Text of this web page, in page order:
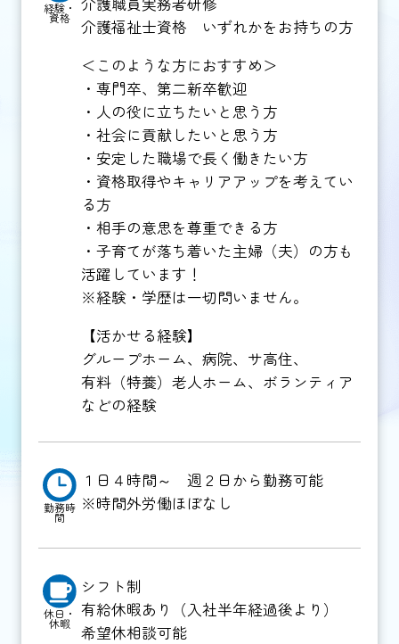
経験・
資格
介護福祉士資格 いずれかをお持ちの方
＜このような方におすすめ＞
・専門卒、第二新卒歓迎
・人の役に立ちたいと思う方
・社会に貢献したいと思う方
・安定した職場で長く働きたい方
・資格取得やキャリアアップを考えてい
る方
・相手の意思を尊重できる方
・子育てが落ち着いた主婦（夫）の方も
活躍しています！
※経験・学歴は一切問いません。
【活かせる経験】
グループホーム、病院、サ高住、
有料（特養）老人ホーム、ボランティア
などの経験
勤務時
間
１日４時間～ 週２日から勤務可能
※時間外労働ほぼなし
休日・
休暇
シフト制
有給休暇あり（入社半年経過後より）
希望休相談可能